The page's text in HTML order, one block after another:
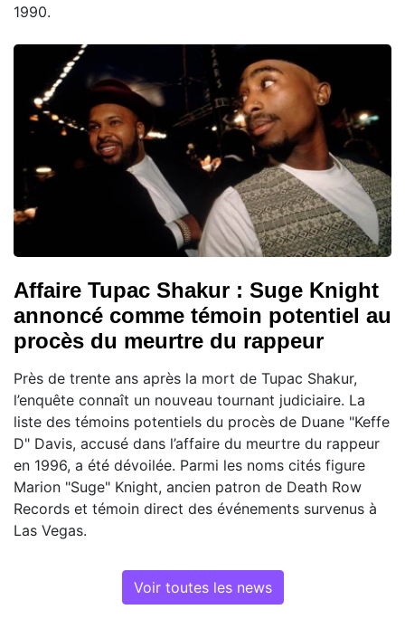
1990.
Affaire Tupac Shakur : Suge Knight
annoncé comme témoin potentiel au
procès du meurtre du rappeur
Près de trente ans après la mort de Tupac Shakur,
l’enquête connaît un nouveau tournant judiciaire. La
liste des témoins potentiels du procès de Duane "Keffe
D" Davis, accusé dans l’affaire du meurtre du rappeur
en 1996, a été dévoilée. Parmi les noms cités figure
Marion "Suge" Knight, ancien patron de Death Row
Records et témoin direct des événements survenus à
Las Vegas.
Voir toutes les news